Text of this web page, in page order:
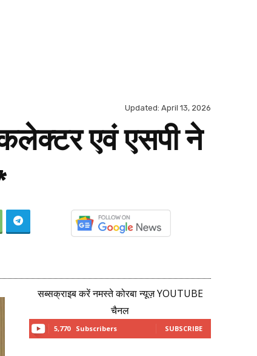
Updated: April 13, 2026
एवं एसपी ने
सब्सक्राइब करें नमस्ते कोरबा न्यूज़ YOUTUBE
चैनल
5,770 Subscribers SUBSCRIBE